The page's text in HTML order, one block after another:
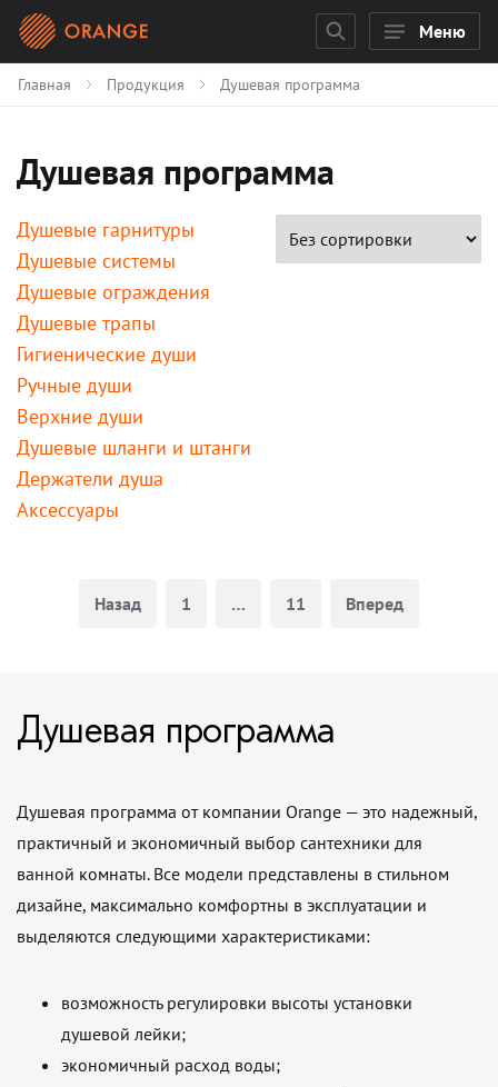
Меню
Главная Продукция Душевая программа
Душевая программа
Душевые гарнитуры
Душевые системы
Душевые ограждения
Душевые трапы
Гигиенические души
Ручные души
Верхние души
Душевые шланги и штанги
Держатели душа
Аксессуары
Назад 1 … 11 Вперед
Душевая программа
Душевая программа от компании Orange — это надежный,
практичный и экономичный выбор сантехники для
ванной комнаты. Все модели представлены в стильном
дизайне, максимально комфортны в эксплуатации и
выделяются следующими характеристиками:
возможность регулировки высоты установки
душевой лейки;
экономичный расход воды;